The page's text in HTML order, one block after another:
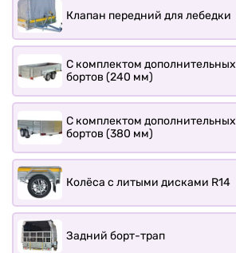
Оплата
Доставка
Клапан передний для лебедки
С комплектом дополнительных
бортов (240 мм)
С комплектом дополнительных
бортов (380 мм)
Колёса с литыми дисками R14
Задний борт-трап